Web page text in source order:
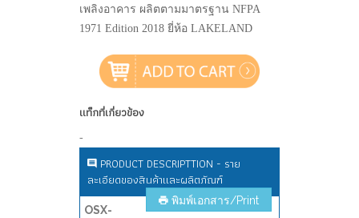
เพลิงอาคาร ผลิตตามมาตรฐาน NFPA
1971 Edition 2018 ยี่ห้อ LAKELAND
แท็กที่เกี่ยวข้อง
-
PRODUCT DESCRIPTTION - ราย
ละเอียดของสินค้าและผลิตภัณฑ์
พิมพ์เอกสาร/Print
OSX-